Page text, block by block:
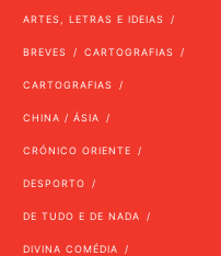
ARTES, LETRAS E IDEIAS
BREVES CARTOGRAFIAS
CARTOGRAFIAS
CHINA / ÁSIA
CRÓNICO ORIENTE
DESPORTO
DE TUDO E DE NADA
DIVINA COMÉDIA